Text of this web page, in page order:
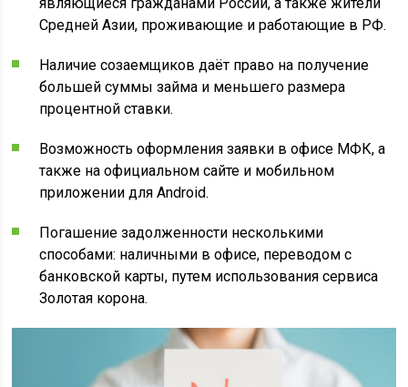
Средней Азии, проживающие и работающие в РФ.
Наличие созаемщиков даёт право на получение
большей суммы займа и меньшего размера
процентной ставки.
Возможность оформления заявки в офисе МФК, а
также на официальном сайте и мобильном
приложении для Android.
Погашение задолженности несколькими
способами: наличными в офисе, переводом с
банковской карты, путем использования сервиса
Золотая корона.